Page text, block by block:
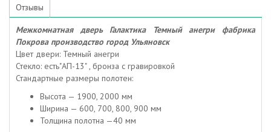
Отзывы
Межкомнатная дверь Галактика Темный анегри фабрика
Покрова производство город Ульяновск
Цвет двери: Темный анегри
Стекло: есть"АП-13" , бронза с гравировкой
Стандартные размеры полотен:
Высота — 1900, 2000 мм
Ширина — 600, 700, 800, 900 мм
Толщина полотна —40 мм